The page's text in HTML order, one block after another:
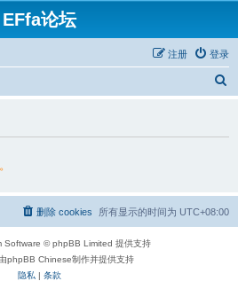
EFfa论坛
登录
注册
所有显示的时间为 UTC+08:00
删除 cookies
Software © phpBB Limited 提供支持
phpBB Chinese制作并提供支持
隐私 | 条款